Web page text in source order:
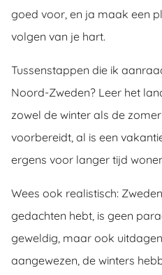
goed voor, en ja maak een
volgen van je hart.
Tussenstappen die ik
Noord-Zweden? Leer het
zowel de winter als de
voorbereidt, al is een
ergens voor langer tijd
Wees ook realistisch:
gedachten hebt, is geen
geweldig, maar ook
aangewezen, de winters